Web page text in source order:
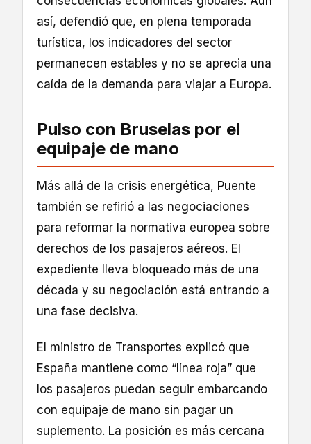
así, defendió que, en plena temporada
turística, los indicadores del sector
permanecen estables y no se aprecia una
caída de la demanda para viajar a Europa.
Pulso con Bruselas por el
equipaje de mano
Más allá de la crisis energética, Puente
también se refirió a las negociaciones
para reformar la normativa europea sobre
derechos de los pasajeros aéreos. El
expediente lleva bloqueado más de una
década y su negociación está entrando a
una fase decisiva.
El ministro de Transportes explicó que
España mantiene como “línea roja” que
los pasajeros puedan seguir embarcando
con equipaje de mano sin pagar un
suplemento. La posición es más cercana